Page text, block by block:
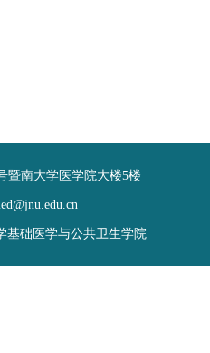
暨南大学医学院大楼5楼
基础医学与公共卫生学院